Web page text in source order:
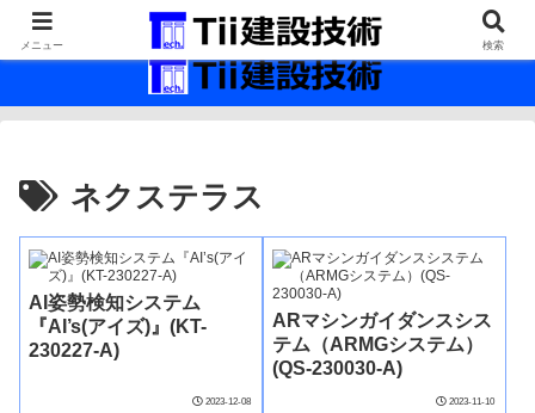
最新の建設技術の情報インフラ。
ネクステラス
AI姿勢検知システム
『AI’s(アイズ)』(KT-
230227-A)
2023-12-08
ARマシンガイダンスシス
テム（ARMGシステム）
(QS-230030-A)
2023-11-10
メニュー 検索